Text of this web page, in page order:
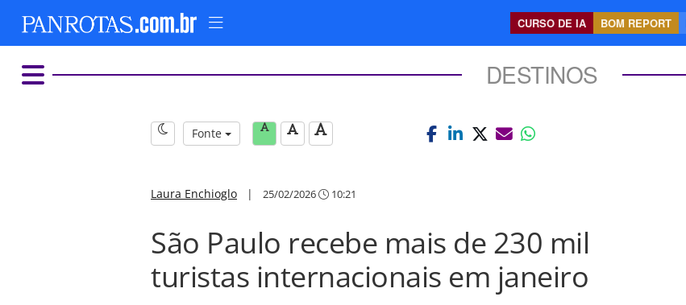
CURSO DE IA BOM REPORT
DESTINOS
Fonte
Laura Enchioglo | 25/02/2026 10:21
São Paulo recebe mais de 230 mil
turistas internacionais em janeiro